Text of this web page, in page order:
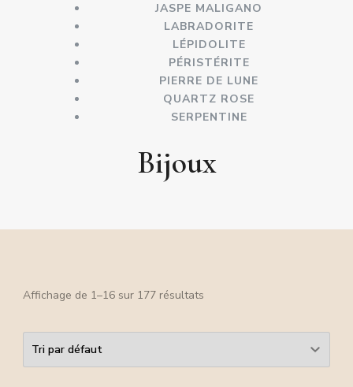
JASPE MALIGANO
LABRADORITE
LÉPIDOLITE
PÉRISTÉRITE
PIERRE DE LUNE
QUARTZ ROSE
SERPENTINE
Bijoux
Affichage de 1–16 sur 177 résultats